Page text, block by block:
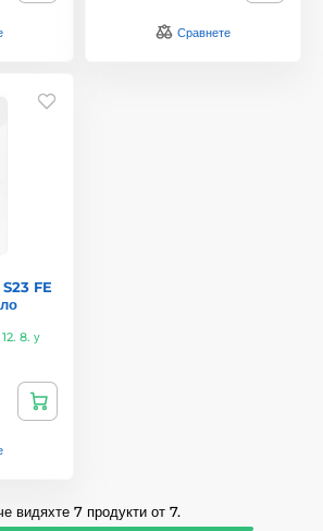
Сравнете
FE
8. у
видяхте 7 продукти от 7.